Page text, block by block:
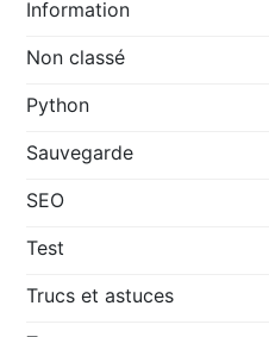
Information
Non classé
Python
Sauvegarde
SEO
Test
Trucs et astuces